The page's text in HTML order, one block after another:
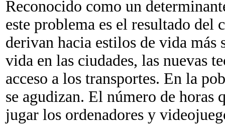
Reconocido como un
este problema es el resultado del
derivan hacia estilos de vida más
vida en las ciudades, las nuevas
acceso a los transportes. En la
se agudizan. El número de horas
jugar los ordenadores y